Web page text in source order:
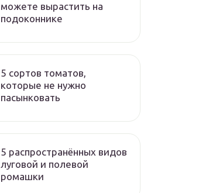
можете вырастить на
подоконнике
5 сортов томатов,
которые не нужно
пасынковать
5 распространённых видов
луговой и полевой
ромашки